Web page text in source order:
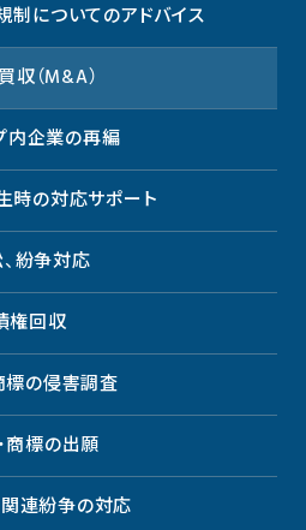
制についてのアドバイス
収（M&A）
内企業の再編
時の対応サポート
紛争対応
権回収
標の侵害調査
商標の出願
連紛争の対応